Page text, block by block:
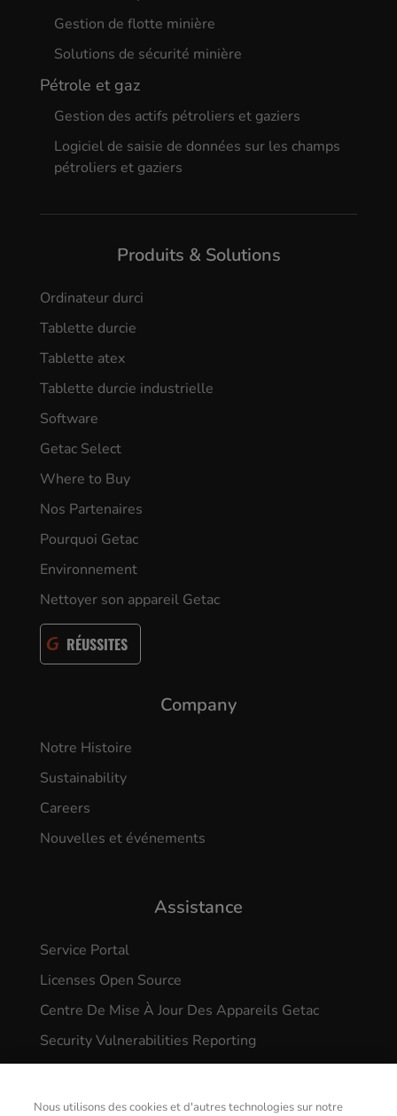
Gestion de flotte minière
Solutions de sécurité minière
Pétrole et gaz
Gestion des actifs pétroliers et gaziers
Logiciel de saisie de données sur les champs
pétroliers et gaziers
Produits & Solutions
Ordinateur durci
Tablette durcie
Tablette atex
Tablette durcie industrielle
Software
Getac Select
Where to Buy
Nos Partenaires
Pourquoi Getac
Environnement
Nettoyer son appareil Getac
RÉUSSITES
Company
Notre Histoire
Sustainability
Careers
Nouvelles et événements
Assistance
Service Portal
Licenses Open Source
Centre De Mise À Jour Des Appareils Getac
Security Vulnerabilities Reporting
Nous utilisons des cookies et d'autres technologies sur notre